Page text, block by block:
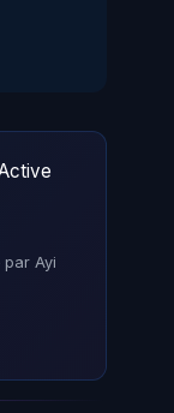
Ayi